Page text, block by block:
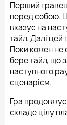
Перший
перед собою.
вказує на
тайл. Далі цей
Поки кожен не
бере тайл, що
наступного
сценарієм.
Гра
складе цілу